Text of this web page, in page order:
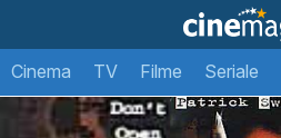
Cinema TV Filme Seriale